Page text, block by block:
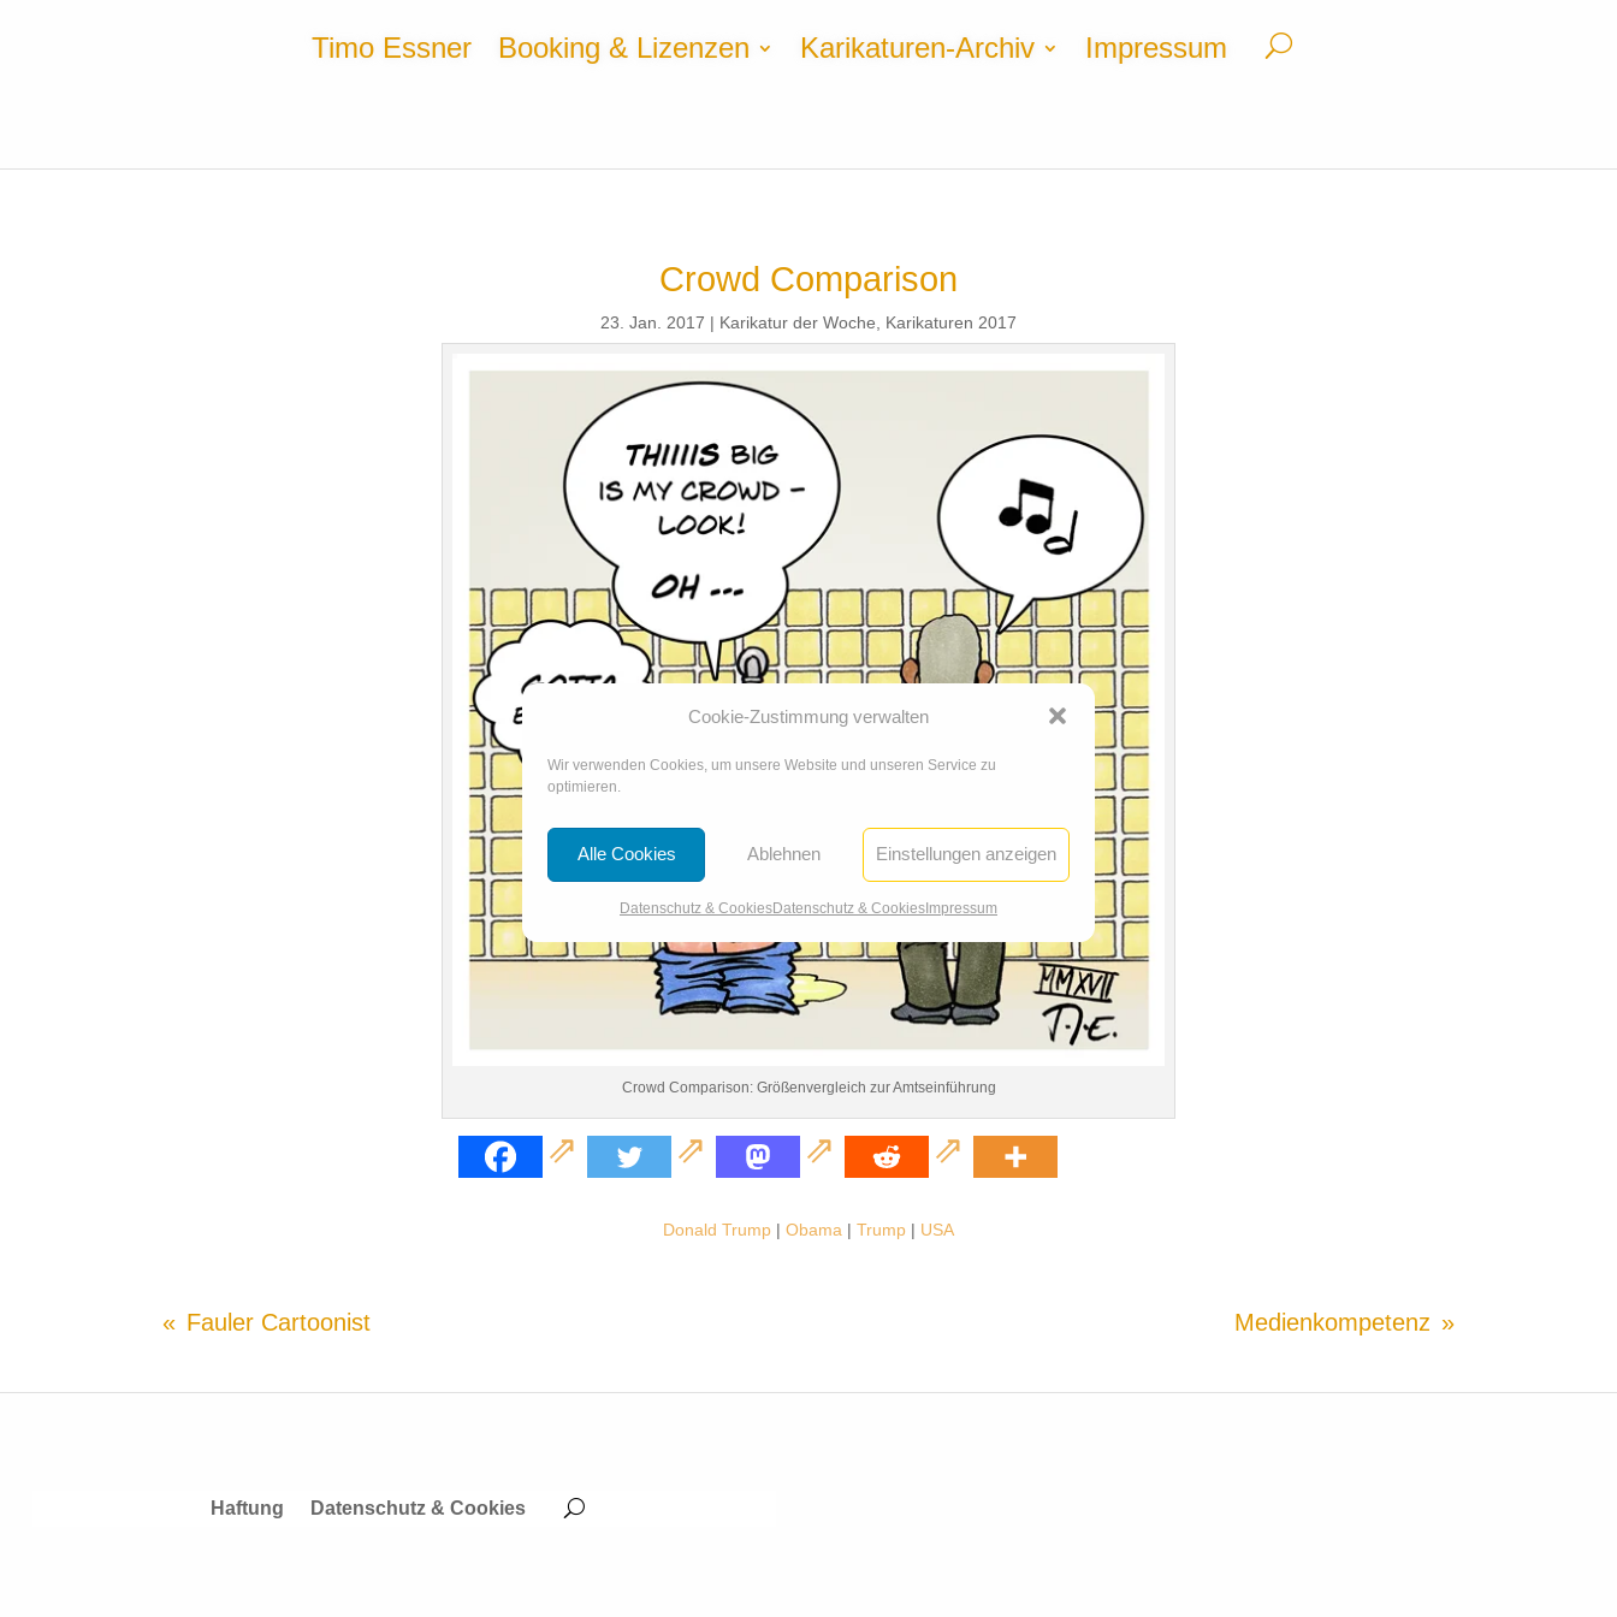
Cookie-Zustimmung verwalten
Wir verwenden Cookies, um unsere Website und unseren Service zu
optimieren.
Alle Cookies Ablehnen Einstellungen anzeigen
Datenschutz & CookiesDatenschutz & CookiesImpressum
Timo Essner Booking & Lizenzen Karikaturen-Archiv Impressum
Crowd Comparison
23. Jan. 2017 Karikatur der Woche, Karikaturen 2017
Crowd Comparison: Größenvergleich zur Amtseinführung
Donald Trump | Obama | Trump | USA
Fauler Cartoonist Medienkompetenz
Haftung Datenschutz & Cookies